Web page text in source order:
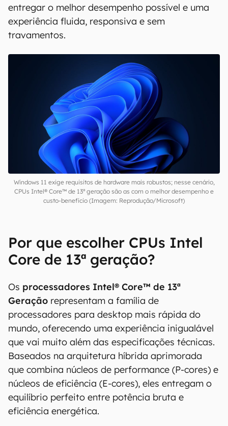
entregar o melhor desempenho possível e uma
experiência fluida, responsiva e sem
travamentos.
Windows 11 exige requisitos de hardware mais robustos; nesse cenário,
CPUs Intel® Core™ de 13ª geração são as com o melhor desempenho e
custo-benefício (Imagem: Reprodução/Microsoft)
Por que escolher CPUs Intel
Core de 13ª geração?
Os processadores Intel® Core™ de 13ª
Geração representam a família de
processadores para desktop mais rápida do
mundo, oferecendo uma experiência inigualável
que vai muito além das especificações técnicas.
Baseados na arquitetura híbrida aprimorada
que combina núcleos de performance (P-cores) e
núcleos de eficiência (E-cores), eles entregam o
equilíbrio perfeito entre potência bruta e
eficiência energética.